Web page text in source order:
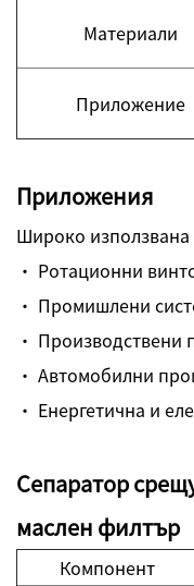
Материали
Приложение
Приложения
Широко използвана
· Ротационни
· Промишлени
· Производствени
· Автомобилни
· Енергетична и
Сепаратор
маслен филтър
Компонент